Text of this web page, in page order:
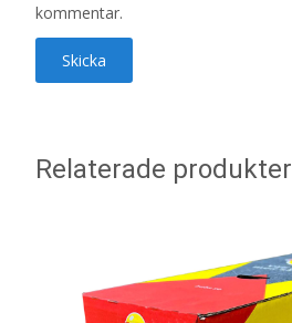
kommentar.
Relaterade produkter